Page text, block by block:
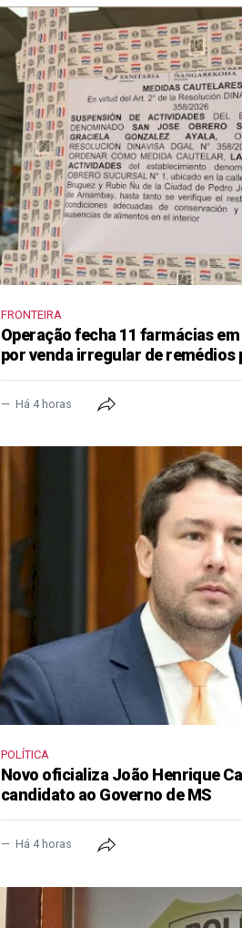
FRONTEIRA
Operação fecha 11 farmácias
por venda irregular de remédios
Há 4 horas
POLÍTICA
Novo oficializa João Henrique
candidato ao Governo de MS
Há 4 horas